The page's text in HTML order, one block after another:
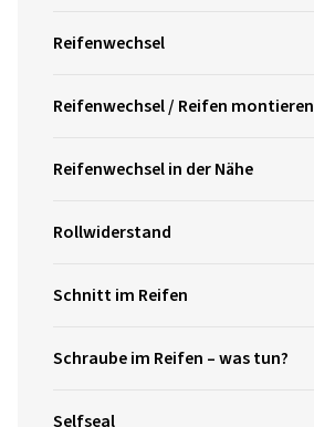
Reifenwechsel
Reifenwechsel / Reifen montieren
Reifenwechsel in der Nähe
Rollwiderstand
Schnitt im Reifen
Schraube im Reifen – was tun?
Selfseal